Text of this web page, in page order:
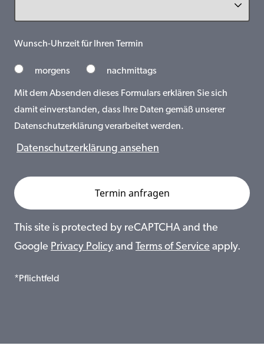
Wunsch-Uhrzeit für Ihren Termin
morgens nachmittags
Mit dem Absenden dieses Formulars erklären Sie sich
damit einverstanden, dass Ihre Daten gemäß unserer
Datenschutzerklärung verarbeitet werden.
Datenschutzerklärung ansehen
This site is protected by reCAPTCHA and the
Google Privacy Policy and Terms of Service apply.
*Pflichtfeld